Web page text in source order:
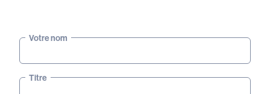
Votre nom
Titre